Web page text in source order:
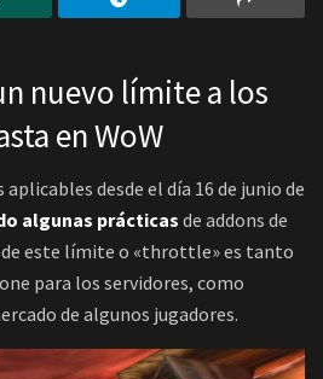
nuevo límite a los
en WoW
desde el día 16 de junio de
algunas prácticas de addons de
de este límite o «throttle» es tanto
para los servidores, como
de algunos jugadores.